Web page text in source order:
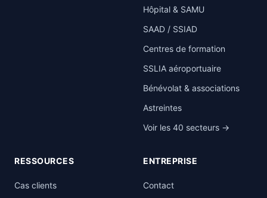
Hôpital & SAMU
SAAD / SSIAD
Centres de formation
SSLIA aéroportuaire
Bénévolat & associations
Astreintes
Voir les 40 secteurs →
RESSOURCES
Cas clients
ENTREPRISE
Contact